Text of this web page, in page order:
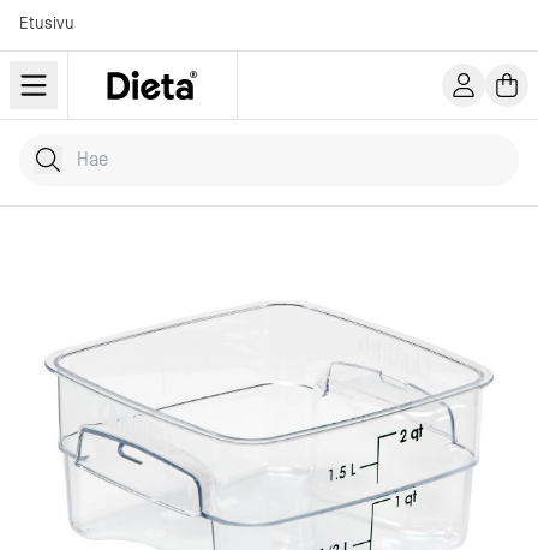
Etusivu
Hae tuotteita
Kirjoita hakusana...